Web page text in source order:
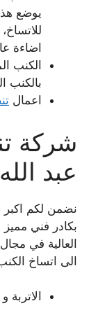
يوضع
اضاءة
الكنب
بالكنب
اعمال
شركة
عبد الله
نضمن لكم
بكادر فني
العالية في
الى اتساخ